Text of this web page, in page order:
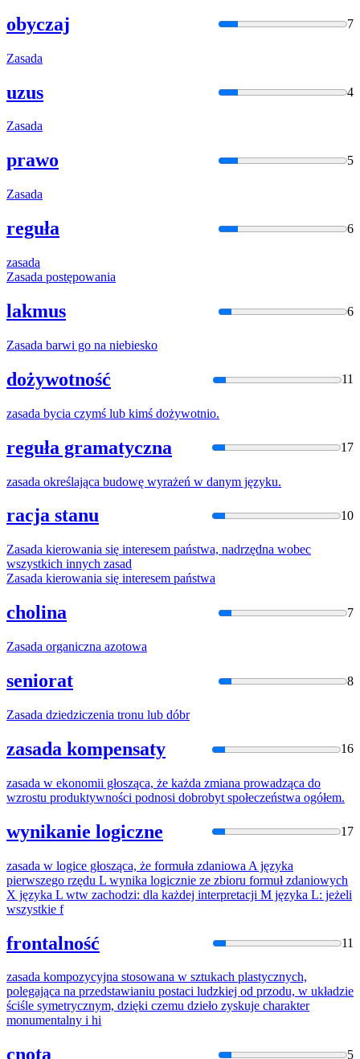
obyczaj 7
Zasada
uzus 4
Zasada
prawo 5
Zasada
reguła 6
zasada
Zasada postępowania
lakmus 6
Zasada barwi go na niebiesko
dożywotność 11
zasada bycia czymś lub kimś dożywotnio.
reguła gramatyczna 17
zasada określająca budowę wyrażeń w danym języku.
racja stanu 10
Zasada kierowania się interesem państwa, nadrzędna wobec
wszystkich innych zasad
Zasada kierowania się interesem państwa
cholina 7
Zasada organiczna azotowa
seniorat 8
Zasada dziedziczenia tronu lub dóbr
zasada kompensaty 16
zasada w ekonomii głosząca, że każda zmiana prowadząca do
wzrostu produktywności podnosi dobrobyt społeczeństwa ogółem.
wynikanie logiczne 17
zasada w logice głosząca, że formuła zdaniowa A języka
pierwszego rzędu L wynika logicznie ze zbioru formuł zdaniowych
X języka L wtw zachodzi: dla każdej interpretacji M języka L: jeżeli
wszystkie f
frontalność 11
zasada kompozycyjna stosowana w sztukach plastycznych,
polegająca na przedstawianiu postaci ludzkiej od przodu, w układzie
ściśle symetrycznym, dzięki czemu dzieło zyskuje charakter
monumentalny i hi
cnota 5